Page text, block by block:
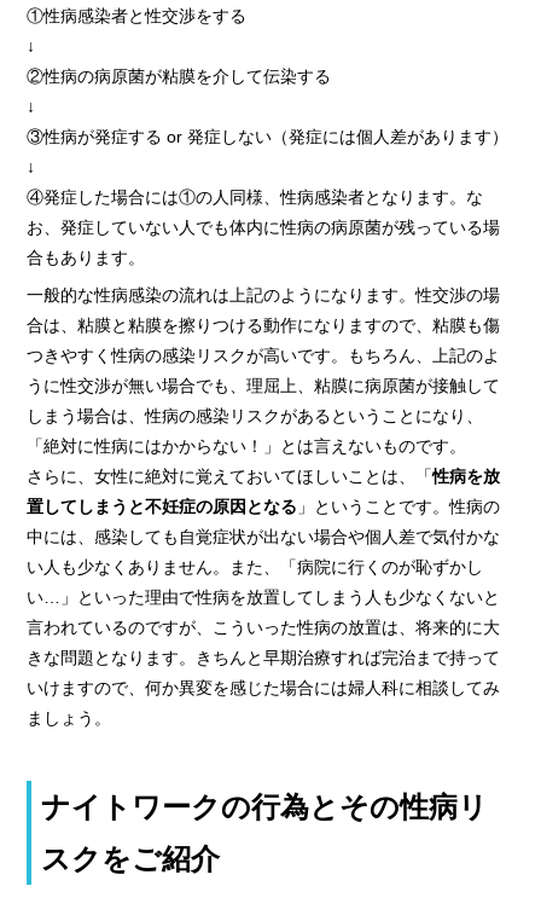
①性病感染者と性交渉をする
↓
②性病の病原菌が粘膜を介して伝染する
↓
③性病が発症する or 発症しない（発症には個人差があります）
↓
④発症した場合には①の人同様、性病感染者となります。な
お、発症していない人でも体内に性病の病原菌が残っている場
合もあります。
一般的な性病感染の流れは上記のようになります。性交渉の場
合は、粘膜と粘膜を擦りつける動作になりますので、粘膜も傷
つきやすく性病の感染リスクが高いです。もちろん、上記のよ
うに性交渉が無い場合でも、理屈上、粘膜に病原菌が接触して
しまう場合は、性病の感染リスクがあるということになり、
「絶対に性病にはかからない！」とは言えないものです。
さらに、女性に絶対に覚えておいてほしいことは、「性病を放
置してしまうと不妊症の原因となる 」ということです。性病の
中には、感染しても自覚症状が出ない場合や個人差で気付かな
い人も少なくありません。また、「病院に行くのが恥ずかし
い…」といった理由で性病を放置してしまう人も少なくないと
言われているのですが、こういった性病の放置は、将来的に大
きな問題となります。きちんと早期治療すれば完治まで持って
いけますので、何か異変を感じた場合には婦人科に相談してみ
ましょう。
ナイトワークの行為とその性病リ
スクをご紹介